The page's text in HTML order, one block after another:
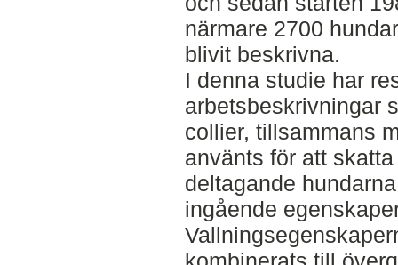
närmare 2700
blivit beskrivna.
I denna studie har
arbetsbeskrivningar
collier, tillsammans
använts för att
deltagande
ingående